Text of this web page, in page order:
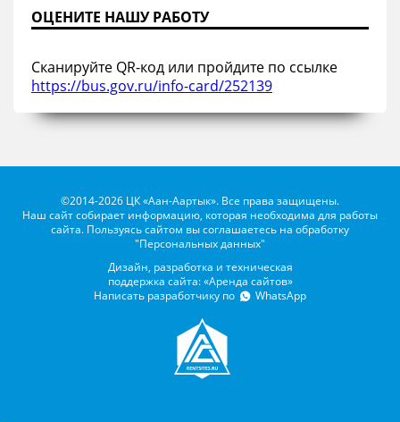
ОЦЕНИТЕ НАШУ РАБОТУ
Сканируйте QR-код или пройдите по ссылке
https://bus.gov.ru/info-card/252139
©2014-2026 ЦК «Аан-Аартык». Все права защищены.
Наш сайт собирает информацию, которая необходима для работы
сайта. Пользуясь сайтом вы соглашаетесь на обработку
"Персональных данных"
Дизайн, разработка и техническая
поддержка сайта: «Аренда сайтов»
Написать разработчику по
WhatsApp